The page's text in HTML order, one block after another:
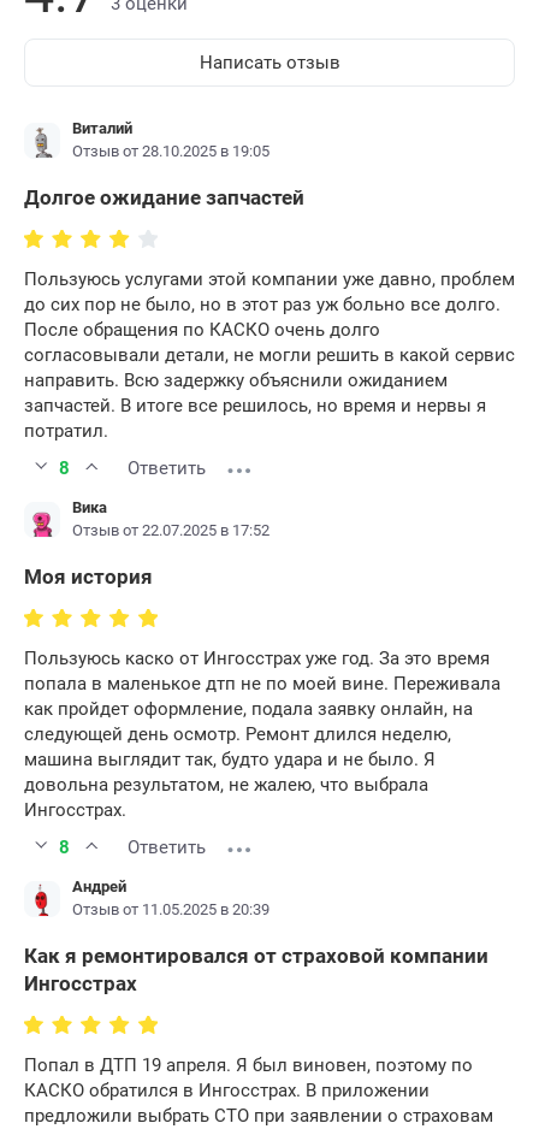
Написать отзыв
Виталий
Отзыв от 28.10.2025 в 19:05
Долгое ожидание запчастей
Пользуюсь услугами этой компании уже давно, проблем
до сих пор не было, но в этот раз уж больно все долго.
После обращения по КАСКО очень долго
согласовывали детали, не могли решить в какой сервис
направить. Всю задержку объяснили ожиданием
запчастей. В итоге все решилось, но время и нервы я
потратил.
8
Ответить
Вика
Отзыв от 22.07.2025 в 17:52
Моя история
Пользуюсь каско от Ингосстрах уже год. За это время
попала в маленькое дтп не по моей вине. Переживала
как пройдет оформление, подала заявку онлайн, на
следующей день осмотр. Ремонт длился неделю,
машина выглядит так, будто удара и не было. Я
довольна результатом, не жалею, что выбрала
Ингосстрах.
8
Ответить
Андрей
Отзыв от 11.05.2025 в 20:39
Как я ремонтировался от страховой компании
Ингосстрах
Попал в ДТП 19 апреля. Я был виновен, поэтому по
КАСКО обратился в Ингосстрах. В приложении
предложили выбрать СТО при заявлении о страховам